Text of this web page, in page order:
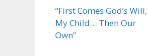
“First Comes God’s Will,
My Child… Then Our
Own”